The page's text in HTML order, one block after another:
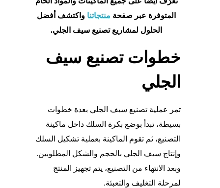
المتوفرة عبر صفحة منتجاتنا واكتشف أفضل
الحلول لمشاريع تصنيع سيف الجلي.
خطوات تصنيع سيف
الجلي
تمر عملية تصنيع سيف الجلي بعدة خطوات
بسيطة، تبدأ بوضع بكرة السلك داخل ماكينة
التصنيع، ثم تقوم الماكينة بعملية تشكيل السلك
وإنتاج سيف الجلي بالحجم والشكل المطلوبين.
وبعد الانتهاء من التصنيع، يتم تجهيز المنتج
لمرحلة التغليف والتعبئة.